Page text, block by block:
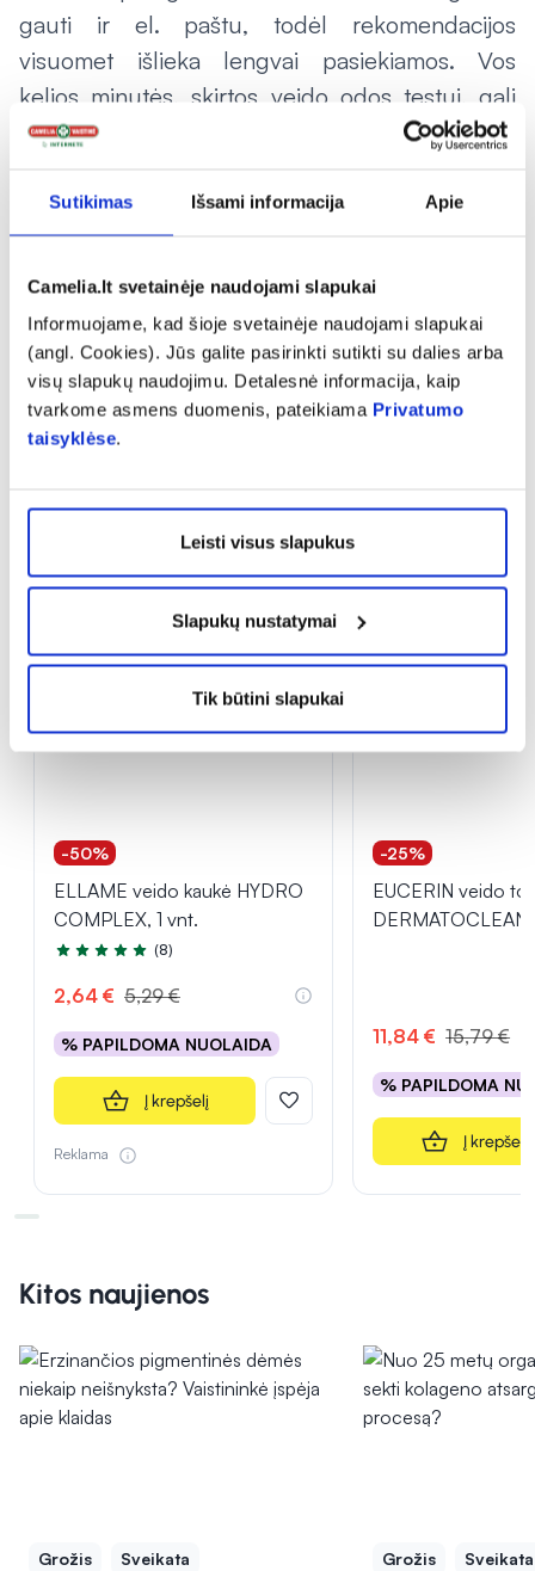
Sutikimas Išsami informacija Apie
Camelia.lt svetainėje naudojami slapukai
Informuojame, kad šioje svetainėje naudojami slapukai
(angl. Cookies). Jūs galite pasirinkti sutikti su dalies arba
visų slapukų naudojimu. Detalesnė informacija, kaip
tvarkome asmens duomenis, pateikiama Privatumo
taisyklėse.
Leisti visus slapukus
Slapukų nustatymai
Tik būtini slapukai
gauti ir el. paštu, todėl rekomendacijos
visuomet išlieka lengvai pasiekiamos. Vos
kelios minutės, skirtos veido odos testui, gali
padėti geriau pažinti savo odą, suprasti jos
priežiūros rutiną.
***
Pastaba. Veido odos testas yra informacinio
pobūdžio ir parengtas remiantis Jūsų pateiktais
atsakymais. Jis nepakeičia gydytojo
specialisto konsultacijos.
-50%
ELLAME veido kaukė HYDRO
COMPLEX, 1 vnt.
Įvertinimas 5.0 iš 5
(8)
2,64 € 5,29 €
% PAPILDOMA NUOLAIDA
Į krepšelį
Reklama
-25%
EUCERIN veido
11,84 € 15,79 €
% PAPILDOMA
Į krepšelį
Kitos naujienos
Grožis Sveikata Grožis Sveikata